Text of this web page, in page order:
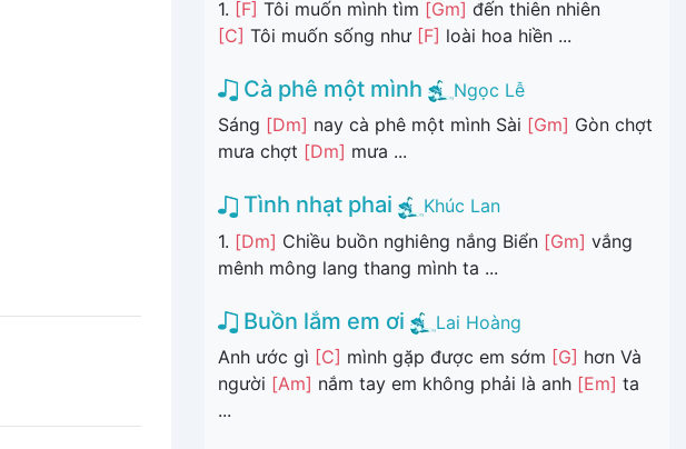
1. [F] Tôi muốn mình tìm [Gm] đến thiên nhiên
[C] Tôi muốn sống như [F] loài hoa hiền ...
Cà phê một mình
Ngọc Lễ
Sáng [Dm] nay cà phê một mình Sài [Gm] Gòn chợt
mưa chợt [Dm] mưa ...
Tình nhạt phai
Khúc Lan
1. [Dm] Chiều buồn nghiêng nắng Biển [Gm] vắng
mênh mông lang thang mình ta ...
Buồn lắm em ơi
Lai Hoàng
Anh ước gì [C] mình gặp được em sớm [G] hơn Và
người [Am] nắm tay em không phải là anh [Em] ta
...